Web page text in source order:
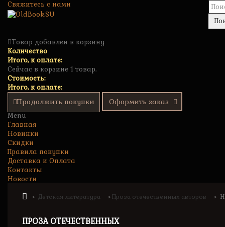
Свяжитесь с нами
Товар добавлен в корзину
Количество
Итого, к оплате:
Сейчас в корзине 1 товар.
Стоимость:
Итого, к оплате:
Продолжить покупки Оформить заказ
Menu
Главная
Новинки
Скидки
Правила покупки
Доставка и Оплата
Контакты
Новости
> Детская литература > Проза отечественных авторов >
ПРОЗА ОТЕЧЕСТВЕННЫХ